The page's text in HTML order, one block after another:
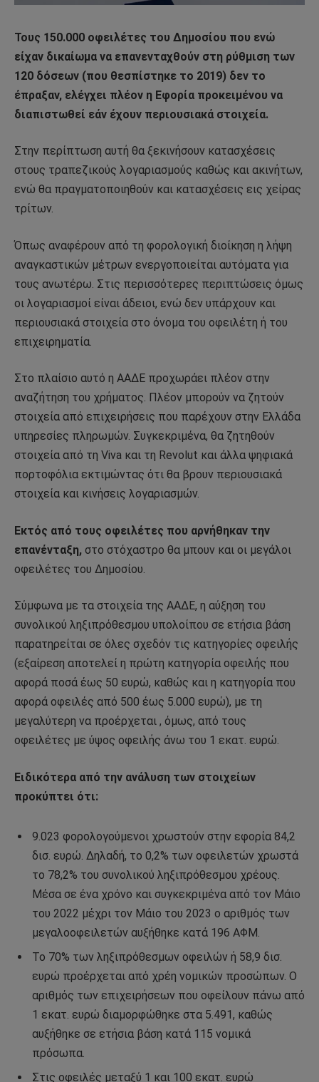
Τους 150.000 οφειλέτες του Δημοσίου που ενώ
είχαν δικαίωμα να επανενταχθούν στη ρύθμιση των
120 δόσεων (που θεσπίστηκε το 2019) δεν το
έπραξαν, ελέγχει πλέον η Εφορία προκειμένου να
διαπιστωθεί εάν έχουν περιουσιακά στοιχεία.
Στην περίπτωση αυτή θα ξεκινήσουν κατασχέσεις
στους τραπεζικούς λογαριασμούς καθώς και ακινήτων,
ενώ θα πραγματοποιηθούν και κατασχέσεις εις χείρας
τρίτων.
Όπως αναφέρουν από τη φορολογική διοίκηση η λήψη
αναγκαστικών μέτρων ενεργοποιείται αυτόματα για
τους ανωτέρω. Στις περισσότερες περιπτώσεις όμως
οι λογαριασμοί είναι άδειοι, ενώ δεν υπάρχουν και
περιουσιακά στοιχεία στο όνομα του οφειλέτη ή του
επιχειρηματία.
Στο πλαίσιο αυτό η ΑΑΔΕ προχωράει πλέον στην
αναζήτηση του χρήματος. Πλέον μπορούν να ζητούν
στοιχεία από επιχειρήσεις που παρέχουν στην Ελλάδα
υπηρεσίες πληρωμών. Συγκεκριμένα, θα ζητηθούν
στοιχεία από τη Viva και τη Revolut και άλλα ψηφιακά
πορτοφόλια εκτιμώντας ότι θα βρουν περιουσιακά
στοιχεία και κινήσεις λογαριασμών.
Εκτός από τους οφειλέτες που αρνήθηκαν την
επανένταξη, στο στόχαστρο θα μπουν και οι μεγάλοι
οφειλέτες του Δημοσίου.
Σύμφωνα με τα στοιχεία της ΑΑΔΕ, η αύξηση του
συνολικού ληξιπρόθεσμου υπολοίπου σε ετήσια βάση
παρατηρείται σε όλες σχεδόν τις κατηγορίες οφειλής
(εξαίρεση αποτελεί η πρώτη κατηγορία οφειλής που
αφορά ποσά έως 50 ευρώ, καθώς και η κατηγορία που
αφορά οφειλές από 500 έως 5.000 ευρώ), με τη
μεγαλύτερη να προέρχεται , όμως, από τους
οφειλέτες με ύψος οφειλής άνω του 1 εκατ. ευρώ.
Ειδικότερα από την ανάλυση των στοιχείων
προκύπτει ότι:
9.023 φορολογούμενοι χρωστούν στην εφορία 84,2
δισ. ευρώ. Δηλαδή, το 0,2% των οφειλετών χρωστά
το 78,2% του συνολικού ληξιπρόθεσμου χρέους.
Μέσα σε ένα χρόνο και συγκεκριμένα από τον Μάιο
του 2022 μέχρι τον Μάιο του 2023 ο αριθμός των
μεγαλοοφειλετών αυξήθηκε κατά 196 ΑΦΜ.
Το 70% των ληξιπρόθεσμων οφειλών ή 58,9 δισ.
ευρώ προέρχεται από χρέη νομικών προσώπων. Ο
αριθμός των επιχειρήσεων που οφείλουν πάνω από
1 εκατ. ευρώ διαμορφώθηκε στα 5.491, καθώς
αυξήθηκε σε ετήσια βάση κατά 115 νομικά
πρόσωπα.
Στις οφειλές μεταξύ 1 και 100 εκατ. ευρώ